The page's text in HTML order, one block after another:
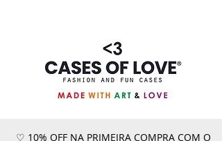
♡ 10% OFF NA PRIMEIRA COMPRA COM O